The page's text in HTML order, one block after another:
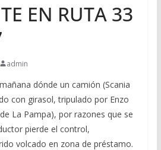
EN RUTA 33
admin
dónde un camión (Scania
con girasol, tripulado por Enzo
La Pampa), por razones que se
pierde el control,
volcado en zona de préstamo.